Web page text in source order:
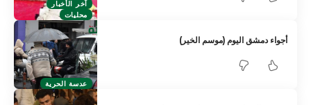
آخر الأخبار
محليات
عدسة الحرية
أجواء دمشق اليوم (موسم الخير)